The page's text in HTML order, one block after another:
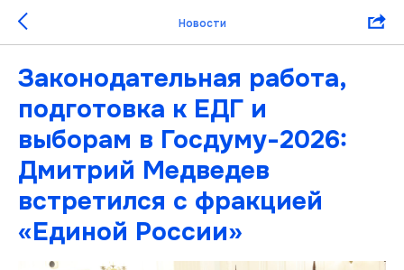
Новости
Законодательная работа,
подготовка к ЕДГ и
выборам в Госдуму-2026:
Дмитрий Медведев
встретился с фракцией
«Единой России»